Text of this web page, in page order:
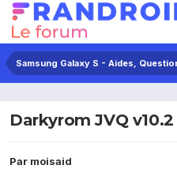
Samsung Galaxy S - Aides,
Darkyrom JVQ v10.2
Par moisaid